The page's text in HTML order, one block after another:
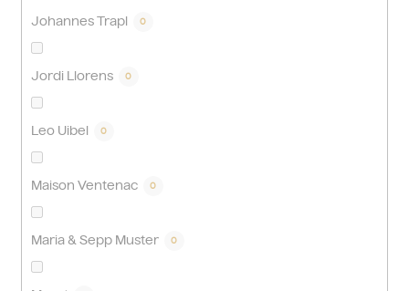
Johannes Trapl 0
Jordi Llorens 0
Leo Uibel 0
Maison Ventenac 0
Maria & Sepp Muster 0